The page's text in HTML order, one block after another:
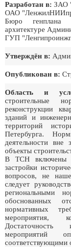
Разработан в: ЗАО
ОАО
Бюро генплана
архитектуре
ГУП
Утверждён в:
Опубликован в:
Область и
строительные
реконструкции
зданий и
территорий
Петербурга.
деятельности
объекты
В ТСН включены
застройки
вопросов, не
следует
региональными
обоснованных
нормативных
мероприятия,
мероприятий
соответствующими